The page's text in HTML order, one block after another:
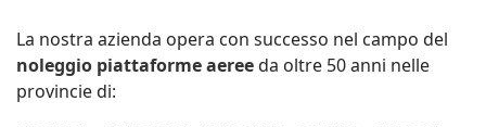
La nostra azienda opera con successo nel campo del
noleggio piattaforme aereeda oltre 50 anni nelle
provincie di: